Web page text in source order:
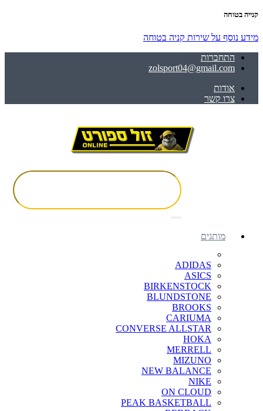
קנייה בטוחה
מידע נוסף על שירות קניה בטוחה
התחברות
zolsport04@gmail.com
אודות
צרו קשר
מותגים
ADIDAS
ASICS
BIRKENSTOCK
BLUNDSTONE
BROOKS
CARIUMA
CONVERSE ALLSTAR
HOKA
MERRELL
MIZUNO
NEW BALANCE
NIKE
ON CLOUD
PEAK BASKETBALL